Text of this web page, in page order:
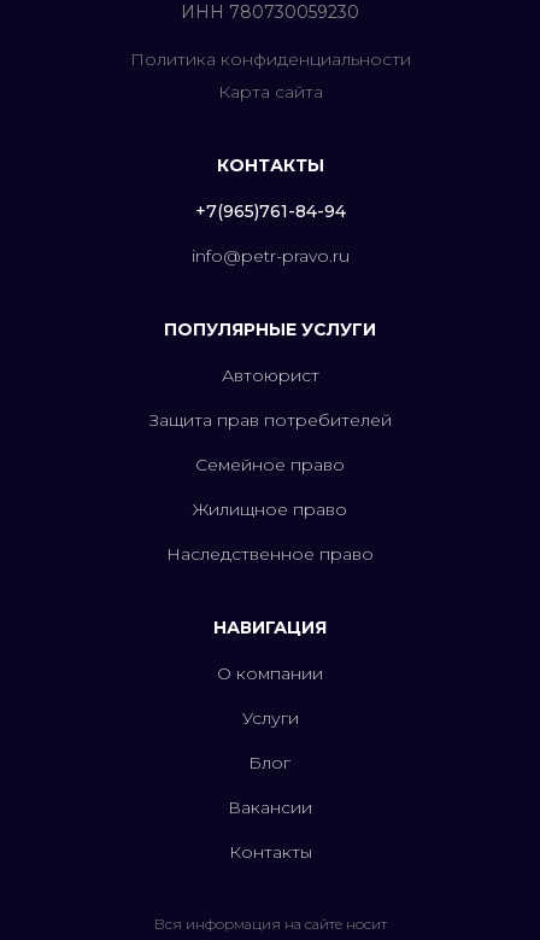
Вся информация на сайте носит
Политика конфиденциальности
КОНТАКТЫ
НАВИГАЦИЯ
ПОПУЛЯРНЫЕ УСЛУГИ
+7(965)761-84-94
info@petr-pravo.ru
О компании
Услуги
Блог
Автоюрист
Защита прав потребителей
Семейное право
Жилищное право
Наследственное право
Карта сайта
ИНН 780730059230
Контакты
Вакансии